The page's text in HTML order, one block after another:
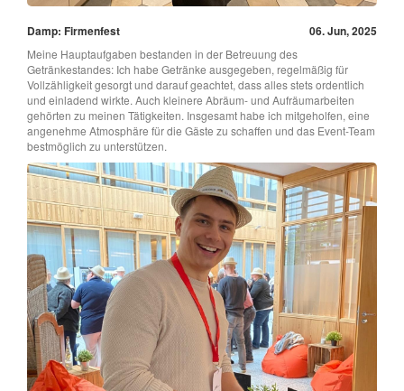
Damp: Firmenfest 06. Jun, 2025
Meine Hauptaufgaben bestanden in der Betreuung des
Getränkestandes: Ich habe Getränke ausgegeben, regelmäßig für
Vollzähligkeit gesorgt und darauf geachtet, dass alles stets ordentlich
und einladend wirkte. Auch kleinere Abräum- und Aufräumarbeiten
gehörten zu meinen Tätigkeiten. Insgesamt habe ich mitgeholfen, eine
angenehme Atmosphäre für die Gäste zu schaffen und das Event-Team
bestmöglich zu unterstützen.